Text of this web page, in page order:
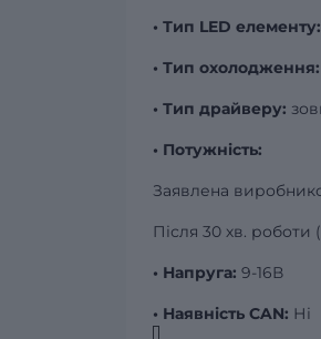
• Тип LED елементу:
• Тип охолодження:
• Тип драйверу:
• Потужність:
Заявлена
Після 30 хв. роботи
• Напруга: 9-16В
• Наявність CAN: Ні